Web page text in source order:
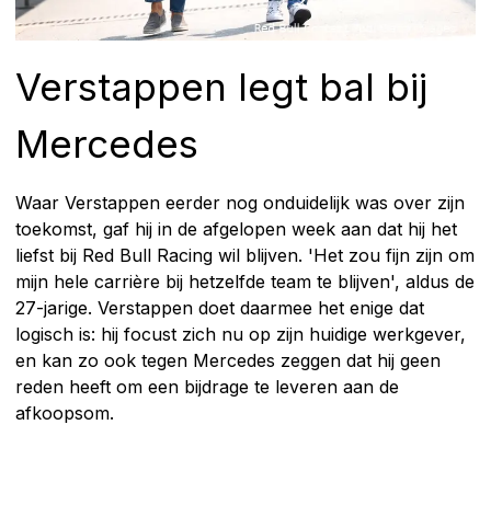
Verstappen legt bal bij
Mercedes
Waar Verstappen eerder nog onduidelijk was over zijn
toekomst, gaf hij in de afgelopen week aan dat hij het
liefst bij Red Bull Racing wil blijven. 'Het zou fijn zijn om
mijn hele carrière bij hetzelfde team te blijven', aldus de
27-jarige. Verstappen doet daarmee het enige dat
logisch is: hij focust zich nu op zijn huidige werkgever,
en kan zo ook tegen Mercedes zeggen dat hij geen
reden heeft om een bijdrage te leveren aan de
afkoopsom.